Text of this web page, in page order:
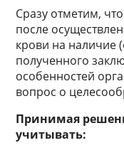
Сразу отметим,
после
крови на наличие
полученного
особенностей
вопрос о
Принимая
учитывать: